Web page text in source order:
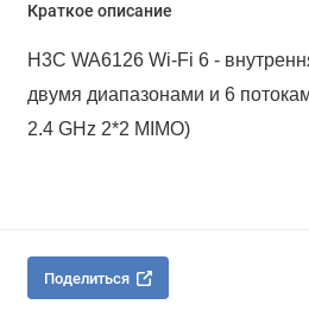
Краткое описание
H3C WA6126 Wi-Fi 6 -
двумя диапазонами и 6
2.4 GHz 2*2 MIMO)
Поделиться